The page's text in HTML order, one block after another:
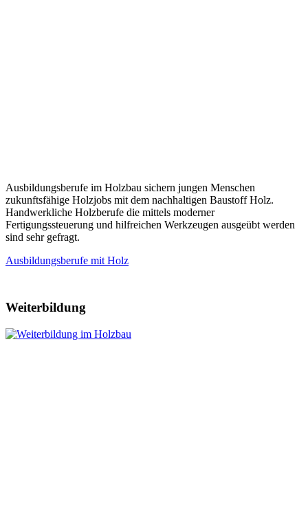
Ausbildungsberufe im Holzbau sichern jungen Menschen
zukunftsfähige Holzjobs mit dem nachhaltigen Baustoff Holz.
Handwerkliche Holzberufe die mittels moderner
Fertigungssteuerung und hilfreichen Werkzeugen ausgeübt werden
sind sehr gefragt.
Ausbildungsberufe mit Holz
Weiterbildung